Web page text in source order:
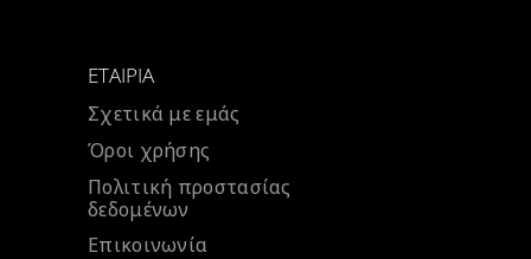
ΕΤΑΙΡΊΑ
Σχετικά με εμάς
Όροι χρήσης
Πολιτική προστασίας
δεδομένων
Επικοινωνία